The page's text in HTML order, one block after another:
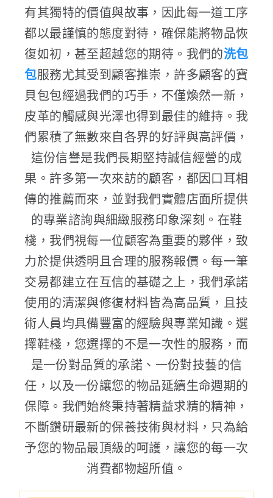
有其獨特的價值與故事，因此每一道工序
都以最謹慎的態度對待，確保能將物品恢
復如初，甚至超越您的期待。我們的洗包
包服務尤其受到顧客推崇，許多顧客的寶
貝包包經過我們的巧手，不僅煥然一新，
皮革的觸感與光澤也得到最佳的維持。我
們累積了無數來自各界的好評與高評價，
這份信譽是我們長期堅持誠信經營的成
果。許多第一次來訪的顧客，都因口耳相
傳的推薦而來，並對我們實體店面所提供
的專業諮詢與細緻服務印象深刻。在鞋
棧，我們視每一位顧客為重要的夥伴，致
力於提供透明且合理的服務報價。每一筆
交易都建立在互信的基礎之上，我們承諾
使用的清潔與修復材料皆為高品質，且技
術人員均具備豐富的經驗與專業知識。選
擇鞋棧，您選擇的不是一次性的服務，而
是一份對品質的承諾、一份對技藝的信
任，以及一份讓您的物品延續生命週期的
保障。我們始終秉持著精益求精的精神，
不斷鑽研最新的保養技術與材料，只為給
予您的物品最頂級的呵護，讓您的每一次
消費都物超所值。